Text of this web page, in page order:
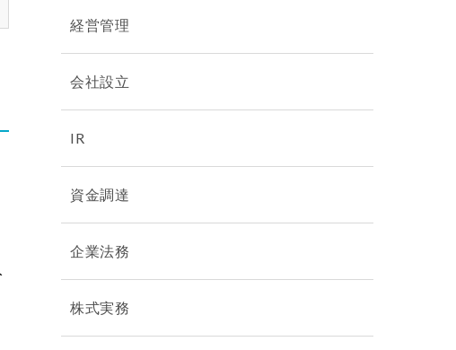
経営管理
会社設立
IR
資金調達
企業法務
株式実務